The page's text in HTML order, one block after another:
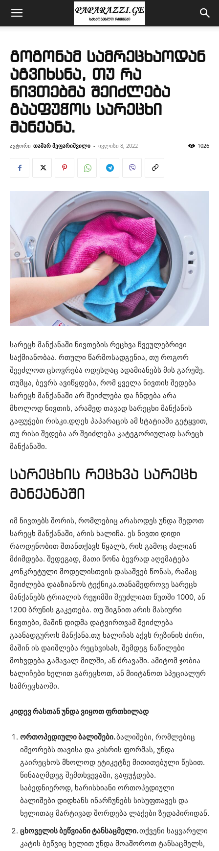
გოგონამ სამრეცხაოდან
აგვიხსნა, თუ რა
ნივთებმა შეიძლება
გააფუჭოს სარეცხი
მანქანა.
ავტორი თამარ მეფარიშვილი - ივლისი 8, 2022 1026
სარეცხ მანქანაში ნივთების რეცხვა ჩვეულებრივი
საქმიანობაა. რთული წარმოსადგენია, თუ როგორ
შეეძლოთ ცხოვრება ოდესღაც ადამიანებს მის გარეშე.
თუმცა, ბევრს ავიწყდება, რომ ყველა ნივთის შედება
სარეცხ მანქანაში არ შეიძლება და ჩნდება არა
მხოლოდ ნივთის, არამედ თავად სარეცხი მანქანის
გაფუჭები რისკი.დღეს პაპარაცის ამ სტატიაში გეტყვით,
თუ რისი შედება არ შეიძლება კატეგორიულად სარეცხ
მანქანაში.
სარეცხის რეცხვა სარეცხ
მანქანაში
იმ ნივთებს შორის, რომლებიც არასოდეს უნდა შედოთ
სარეცხ მანქანაში, არის ხალიჩა. ეს ნივთი დიდი
რაოდენობით შთანთქავს წყალს, რის გამოც ძალიან
მძიმდება. შედეგად, მათი წონა ბევრად აღემატება
კონკრეტული მოდელისთვის დასაშვებ წონას, რამაც
შეიძლება დააზიანოს ტექნიკა.თანამედროვე სარეცხ
მანქანებს ტრიალის რეჟიმში შეუძლიათ წუთში 1000, ან
1200 ბრუნის გაკეთება. თუ შიგნით არის მასიური
ნივთები, მაშინ დიდმა დატვირთვამ შეიძლება
გაანადგუროს მანქანა.თუ ხალიჩას აქვს რეზინის ძირი,
მაშინ ის დაიშლება რეცხვისას, შემდეგ ნაწილები
მოხვდება გამავალ მილში, ან ძრავაში. ამიტომ ჯობია
ხალიჩები ხელით გარეცხოთ, ან მიიტანოთ სპეციალურ
სამრეცხაოში.
კიდევ რასთან უნდა ვიყოთ ფრთხილად
ორთოპედიული ბალიშები.ბალიშები, რომლებიც
იმეორებს თავისა და კისრის ფორმას, უნდა
გაირეცხოს მხოლოდ ეტიკეტზე მითითებული წესით.
წინააღმდეგ შემთხვევაში, გაფუჭდება.
საბედნიეროდ, ხარისხიანი ორთოპედიული
ბალიშები დიდხანს ინარჩუნებს სისუფთავეს და
ხელითაც მარტივად შორდება ლაქები ზედაპირიდან.
ცხოველის ბეწვიანი ტანსაცმელი.თქვენი საყვარელი
კატის ბეწვიც ხელით უნდა მოაშოროთ ტანსაცმელს,